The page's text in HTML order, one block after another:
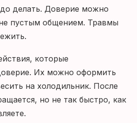
делать. Доверие можно
пустым общением. Травмы
которые
Их можно оформить
на холодильник. После
но не так быстро, как